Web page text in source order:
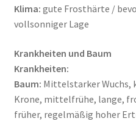
Klima: gute Frosthärte /
vollsonniger Lage
Krankheiten und Baum
Krankheiten:
Baum: Mittelstarker Wuchs,
Krone, mittelfrühe, lange,
früher, regelmäßig hoher